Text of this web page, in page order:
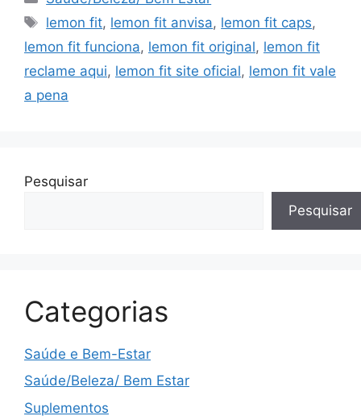
Tags
lemon fit, lemon fit anvisa, lemon fit caps,
lemon fit funciona, lemon fit original, lemon fit
reclame aqui, lemon fit site oficial, lemon fit vale
a pena
Pesquisar
Pesquisar
Categorias
Saúde e Bem-Estar
Saúde/Beleza/ Bem Estar
Suplementos